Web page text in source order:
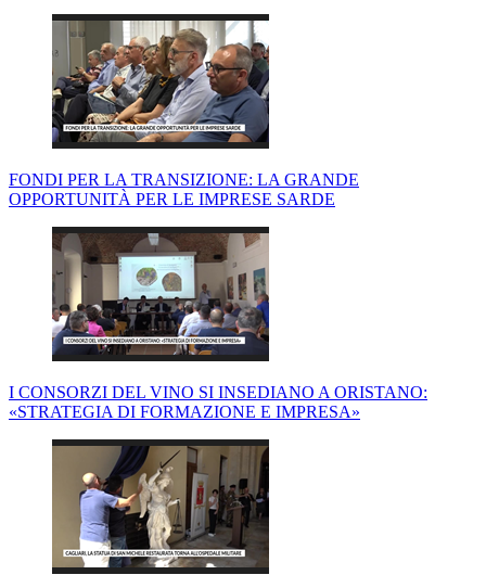
FONDI PER LA TRANSIZIONE: LA GRANDE
OPPORTUNITÀ PER LE IMPRESE SARDE
I CONSORZI DEL VINO SI INSEDIANO A ORISTANO:
«STRATEGIA DI FORMAZIONE E IMPRESA»